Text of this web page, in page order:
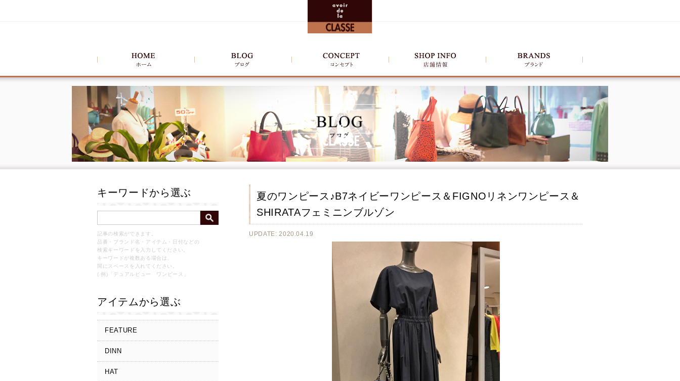
キーワードから選ぶ
記事の検索ができます。
品番・ブランド名・アイテム・日付などの
検索キーワードを入力してください。
キーワードが複数ある場合は、
間にスペースを入れてください。
( 例)「デュアルビュー ワンピース」
アイテムから選ぶ
FEATURE
DINN
HAT
夏のワンピース♪B7ネイビーワンピース＆FIGNOリネンワンピース＆
SHIRATAフェミニンブルゾン
UPDATE: 2020.04.19